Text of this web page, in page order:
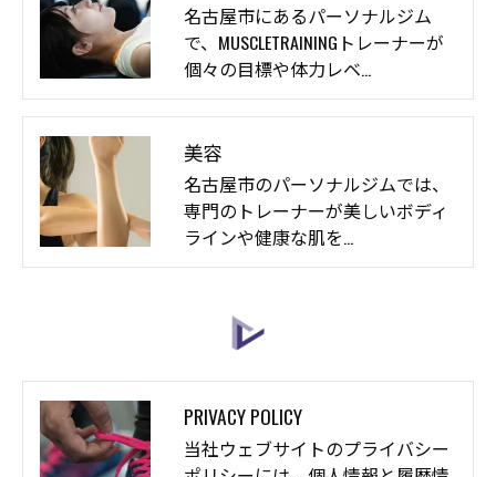
名古屋市にあるパーソナルジム
で、MUSCLETRAININGトレーナーが
個々の目標や体力レベ…
美容
名古屋市のパーソナルジムでは、
専門のトレーナーが美しいボディ
ラインや健康な肌を…
PRIVACY POLICY
当社ウェブサイトのプライバシー